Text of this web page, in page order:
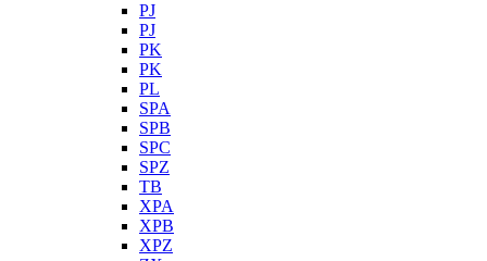
PJ
PJ
PK
PK
PL
SPA
SPB
SPC
SPZ
TB
XPA
XPB
XPZ